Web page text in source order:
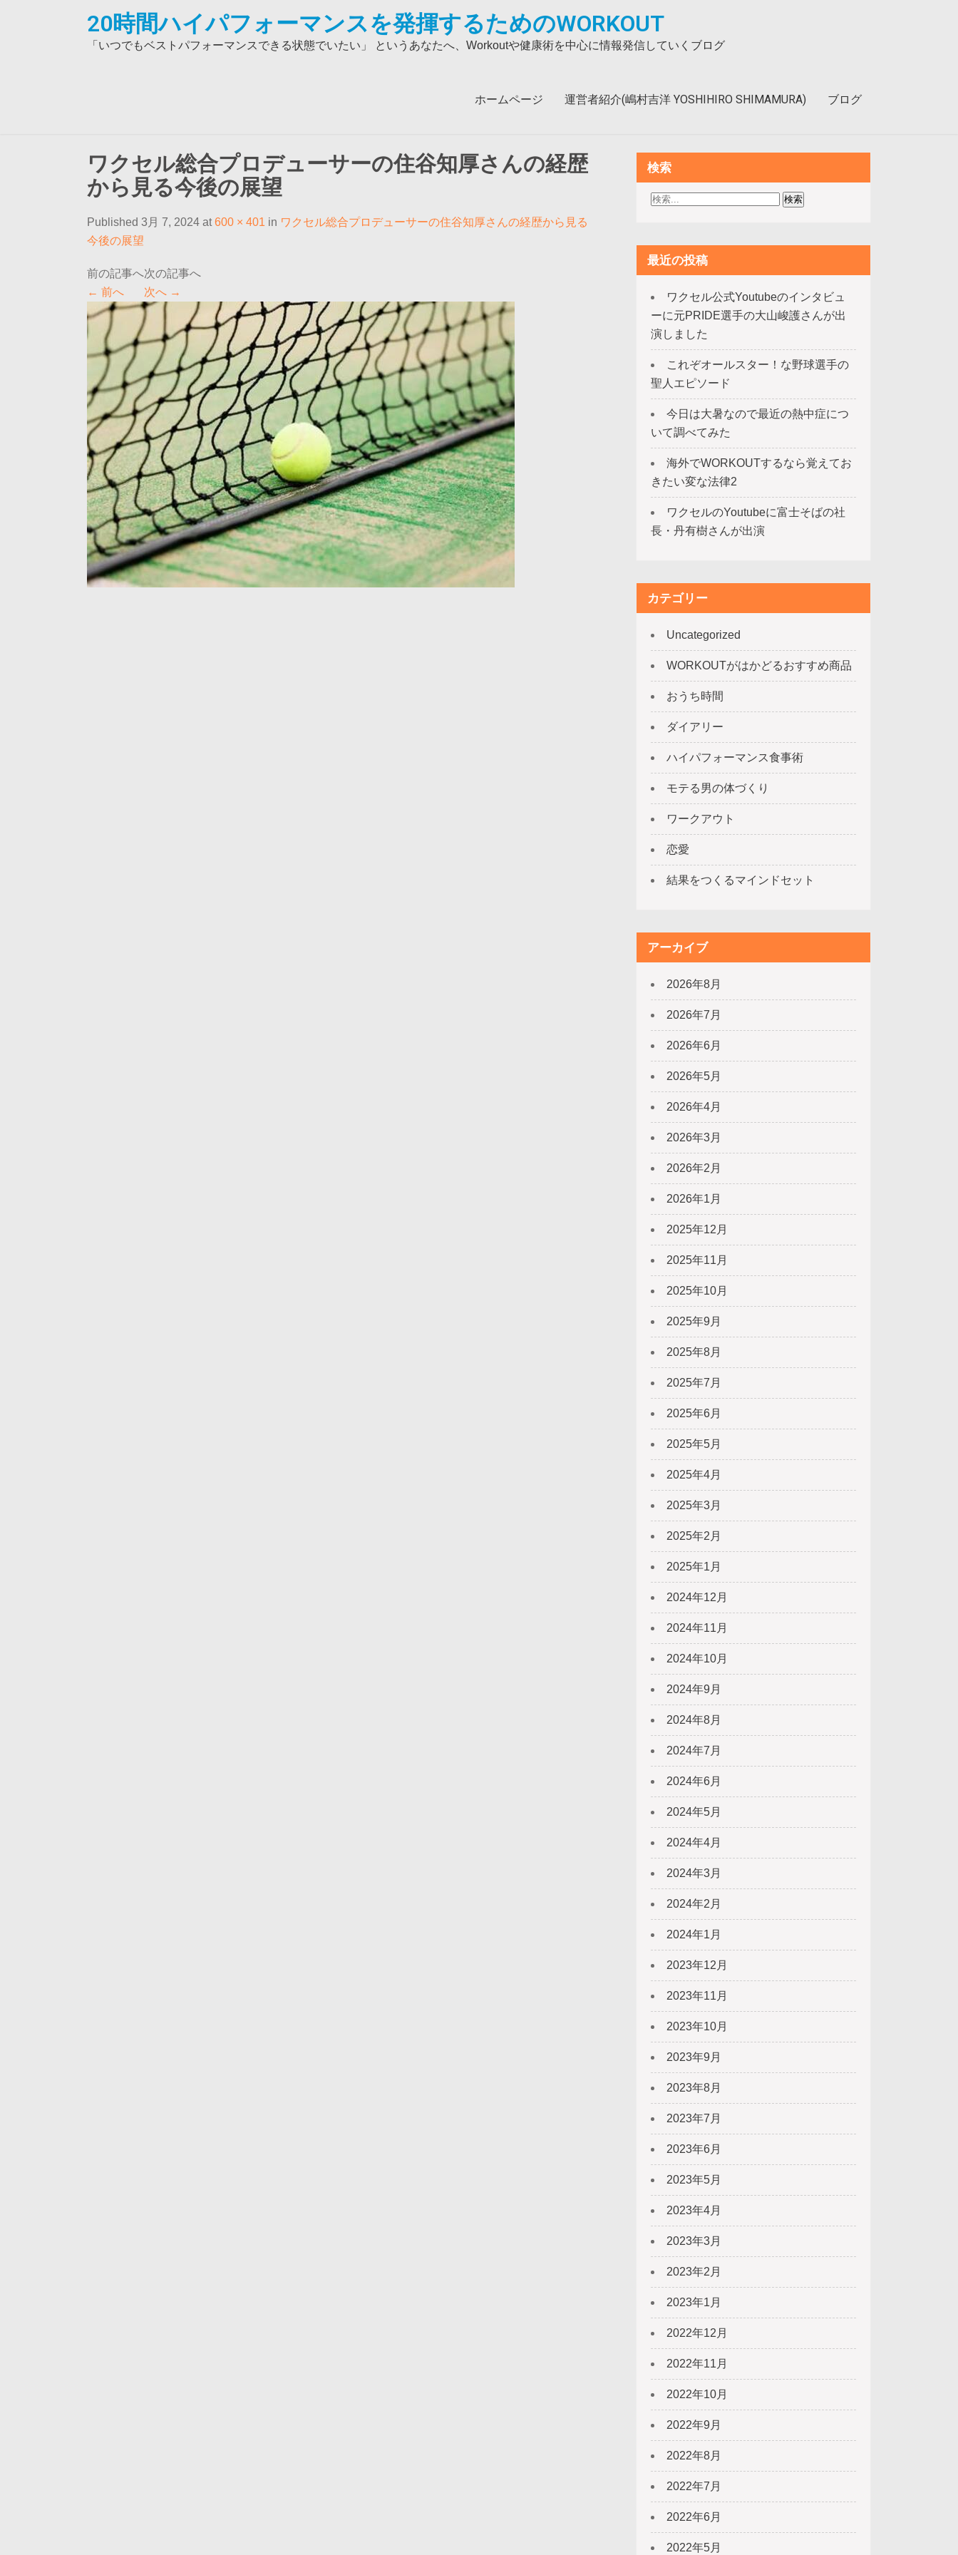
20時間ハイパフォーマンスを発揮するためのWORKOUT
「いつでもベストパフォーマンスできる状態でいたい」 というあなたへ、Workoutや健康術を中心に情報発信していくブログ
ホームページ 運営者紹介(嶋村吉洋 YOSHIHIRO SHIMAMURA) ブログ
ワクセル総合プロデューサーの住谷知厚さんの経歴
から見る今後の展望
Published 3月 7, 2024 at600 × 401 in ワクセル総合プロデューサーの住谷知厚さんの経歴から見る
今後の展望
← 前へ 次へ →
検索
最近の投稿
ワクセル公式Youtubeのインタビュ
ーに元PRIDE選手の大山峻護さんが出
演しました
これぞオールスター！な野球選手の
聖人エピソード
今日は大暑なので最近の熱中症につ
いて調べてみた
海外でWORKOUTするなら覚えてお
きたい変な法律2
ワクセルのYoutubeに富士そばの社
長・丹有樹さんが出演
カテゴリー
Uncategorized
WORKOUTがはかどるおすすめ商品
おうち時間
ダイアリー
ハイパフォーマンス食事術
モテる男の体づくり
ワークアウト
恋愛
結果をつくるマインドセット
アーカイブ
2026年8月
2026年7月
2026年6月
2026年5月
2026年4月
2026年3月
2026年2月
2026年1月
2025年12月
2025年11月
2025年10月
2025年9月
2025年8月
2025年7月
2025年6月
2025年5月
2025年4月
2025年3月
2025年2月
2025年1月
2024年12月
2024年11月
2024年10月
2024年9月
2024年8月
2024年7月
2024年6月
2024年5月
2024年4月
2024年3月
2024年2月
2024年1月
2023年12月
2023年11月
2023年10月
2023年9月
2023年8月
2023年7月
2023年6月
2023年5月
2023年4月
2023年3月
2023年2月
2023年1月
2022年12月
2022年11月
2022年10月
2022年9月
2022年8月
2022年7月
2022年6月
2022年5月